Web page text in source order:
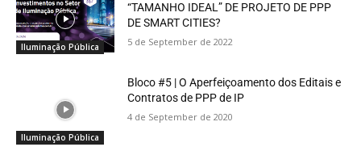
Iluminação Pública
“TAMANHO IDEAL” DE PROJETO DE PPP
DE SMART CITIES?
5 de September de 2022
Iluminação Pública
Bloco #5 | O Aperfeiçoamento dos Editais e
Contratos de PPP de IP
4 de September de 2020